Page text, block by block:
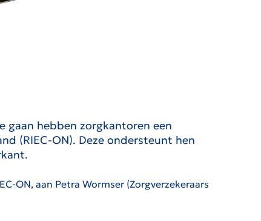
hebben zorgkantoren een
(RIEC-ON). Deze ondersteunt hen
ON, aan Petra Wormser (Zorgverzekeraars